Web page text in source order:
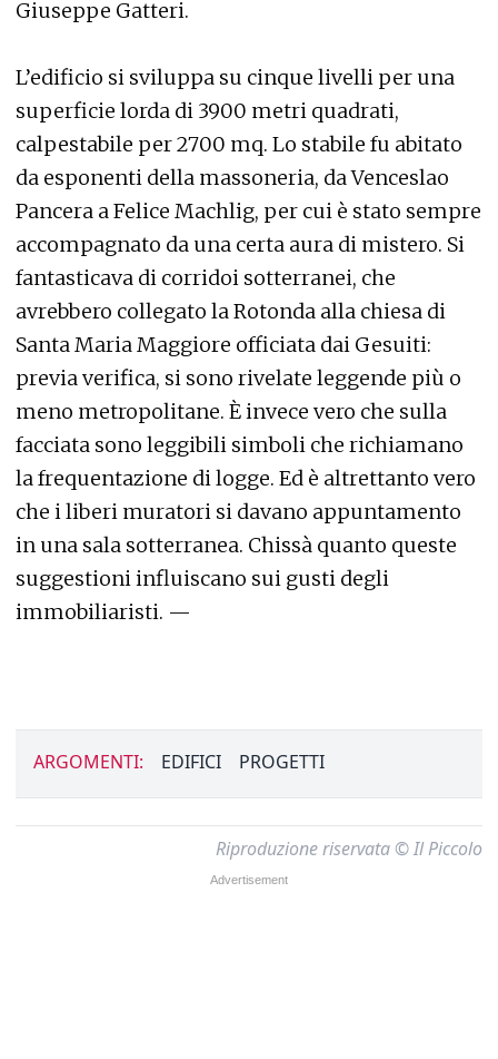
Giuseppe Gatteri.
L’edificio si sviluppa su cinque livelli per una
superficie lorda di 3900 metri quadrati,
calpestabile per 2700 mq. Lo stabile fu abitato
da esponenti della massoneria, da Venceslao
Pancera a Felice Machlig, per cui è stato sempre
accompagnato da una certa aura di mistero. Si
fantasticava di corridoi sotterranei, che
avrebbero collegato la Rotonda alla chiesa di
Santa Maria Maggiore officiata dai Gesuiti:
previa verifica, si sono rivelate leggende più o
meno metropolitane. È invece vero che sulla
facciata sono leggibili simboli che richiamano
la frequentazione di logge. Ed è altrettanto vero
che i liberi muratori si davano appuntamento
in una sala sotterranea. Chissà quanto queste
suggestioni influiscano sui gusti degli
immobiliaristi. —
ARGOMENTI: EDIFICI PROGETTI
Riproduzione riservata © Il Piccolo